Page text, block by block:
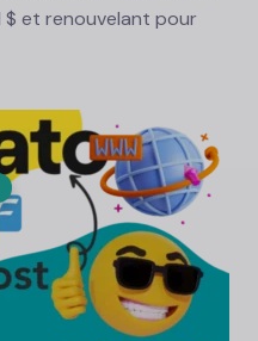
$ et renouvelant pour